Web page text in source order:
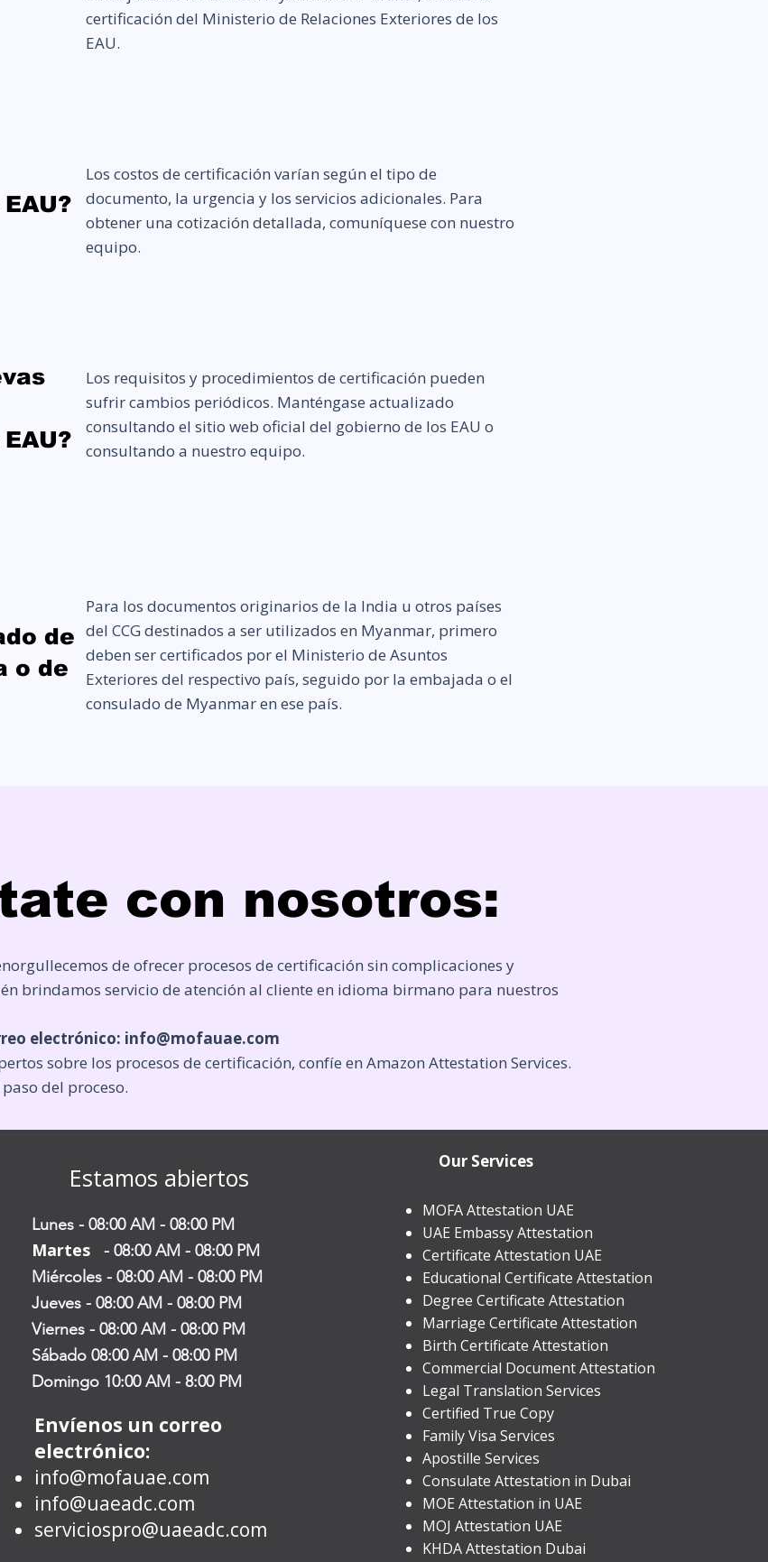
certificación del Ministerio de Relaciones Exteriores de los
EAU.
Los costos de certificación varían según el tipo de
documento, la urgencia y los servicios adicionales. Para
obtener una cotización detallada, comuníquese con nuestro
equipo.
Los requisitos y procedimientos de certificación pueden
sufrir cambios periódicos. Manténgase actualizado
consultando el sitio web oficial del gobierno de los EAU o
consultando a nuestro equipo.
de
o de
Para los documentos originarios de la India u otros países
del CCG destinados a ser utilizados en Myanmar, primero
deben ser certificados por el Ministerio de Asuntos
Exteriores del respectivo país, seguido por la embajada o el
consulado de Myanmar en ese país.
con nosotros:
de ofrecer procesos de certificación sin complicaciones y
brindamos servicio de atención al cliente en idioma birmano para nuestros
electrónico: info@mofauae.com
sobre los procesos de certificación, confíe en Amazon Attestation Services.
del proceso.
Estamos abiertos
Lunes - 08:00 AM - 08:00 PM
Martes - 08:00 AM - 08:00 PM
Miércoles - 08:00 AM - 08:00 PM
Jueves - 08:00 AM - 08:00 PM
Viernes - 08:00 AM - 08:00 PM
Sábado 08:00 AM - 08:00 PM
Domingo 10:00 AM - 8:00 PM
Envíenos un correo
electrónico:
info@mofauae.com
info@uaeadc.com
serviciospro@uaeadc.com
Our Services
MOFA Attestation UAE
UAE Embassy Attestation
​Certificate Attestation UAE
Educational Certificate Attestation
Degree Certificate Attestation
Marriage Certificate Attestation
Birth Certificate Attestation
Commercial Document Attestation
Legal Translation Services
Certified True Copy
Family Visa Services
Apostille Services
​Consulate Attestation in Dubai
MOE Attestation in UAE
MOJ Attestation UAE
KHDA Attestation Dubai